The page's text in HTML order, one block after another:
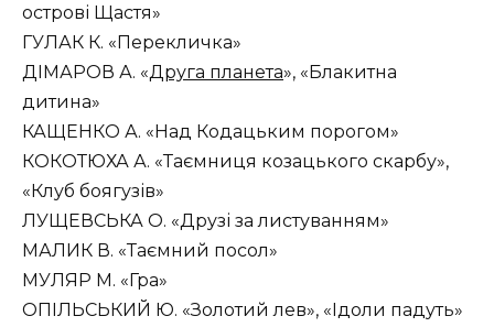
острові Щастя»
ГУЛАК К. «Перекличка»
ДІМАРОВ А. «Друга планета», «Блакитна
дитина»
КАЩЕНКО А. «Над Кодацьким порогом»
КОКОТЮХА А. «Таємниця козацького скарбу»,
«Клуб боягузів»
ЛУЩЕВСЬКА О. «Друзі за листуванням»
МАЛИК В. «Таємний посол»
МУЛЯР М. «Гра»
ОПІЛЬСЬКИЙ Ю. «Золотий лев», «Ідоли падуть»